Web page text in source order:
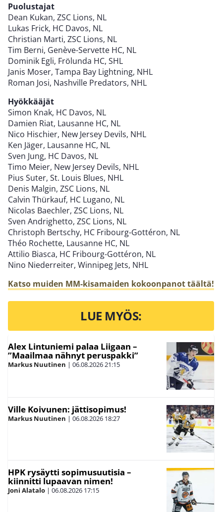
Puolustajat
Dean Kukan, ZSC Lions, NL
Lukas Frick, HC Davos, NL
Christian Marti, ZSC Lions, NL
Tim Berni, Genève-Servette HC, NL
Dominik Egli, Frölunda HC, SHL
Janis Moser, Tampa Bay Lightning, NHL
Roman Josi, Nashville Predators, NHL
Hyökkääjät
Simon Knak, HC Davos, NL
Damien Riat, Lausanne HC, NL
Nico Hischier, New Jersey Devils, NHL
Ken Jäger, Lausanne HC, NL
Sven Jung, HC Davos, NL
Timo Meier, New Jersey Devils, NHL
Pius Suter, St. Louis Blues, NHL
Denis Malgin, ZSC Lions, NL
Calvin Thürkauf, HC Lugano, NL
Nicolas Baechler, ZSC Lions, NL
Sven Andrighetto, ZSC Lions, NL
Christoph Bertschy, HC Fribourg-Gottéron, NL
Théo Rochette, Lausanne HC, NL
Attilio Biasca, HC Fribourg-Gottéron, NL
Nino Niederreiter, Winnipeg Jets, NHL
Katso muiden MM-kisamaiden kokoonpanot täältä!
LUE MYÖS:
Alex Lintuniemi palaa Liigaan –
”Maailmaa nähnyt peruspakki”
Markus Nuutinen | 06.08.202621:15
Ville Koivunen: jättisopimus!
Markus Nuutinen | 06.08.2026 18:27
HPK rysäytti sopimusuutisia –
kiinnitti lupaavan nimen!
Joni Alatalo | 06.08.2026 17:15